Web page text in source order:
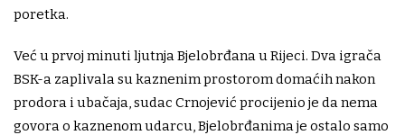
poretka.
Već u prvoj minuti ljutnja Bjelobrđana u Rijeci. Dva igrača
BSK-a zaplivala su kaznenim prostorom domaćih nakon
prodora i ubačaja, sudac Crnojević procijenio je da nema
govora o kaznenom udarcu, Bjelobrđanima je ostalo samo